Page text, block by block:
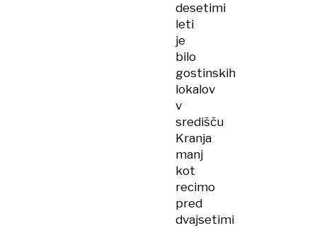
desetimi
leti
je
bilo
gostinskih
lokalov
v
središču
Kranja
manj
kot
recimo
pred
dvajsetimi